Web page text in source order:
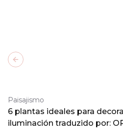
Paisajismo
6 plantas ideales para
iluminación traduzido por:
Previous slide